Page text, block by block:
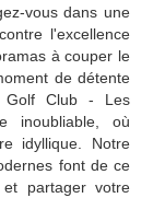
vous dans une
l'excellence
à couper le
de détente
Golf Club - Les
inoubliable, où
idyllique. Notre
font de ce
partager votre